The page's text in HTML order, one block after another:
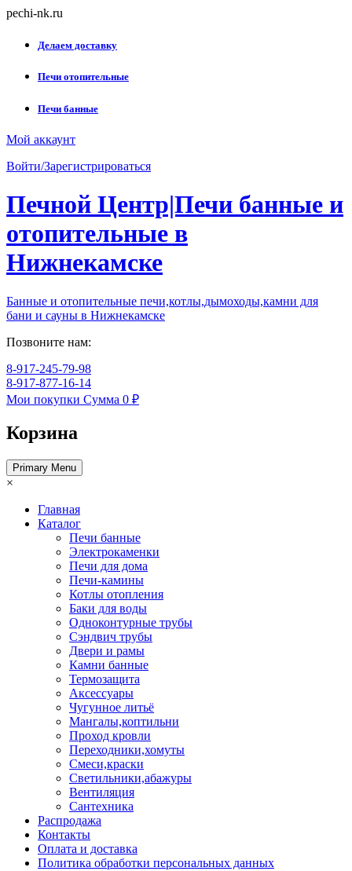
Skip
content
pechi-nk.ru
Делаем доставку
Печи отопительные
Печи банные
Мой аккаунт
Войти/Зарегистрироваться
Печной Центр|Печи банные и
отопительные в
Нижнекамске
Банные и отопительные печи,котлы,дымоходы,камни для
бани и сауны в Нижнекамске
Позвоните нам:
8-917-245-79-98
8-917-877-16-14
Мои покупки Сумма 0 ₽
Корзина
Primary Menu
×
Главная
Каталог
Печи банные
Электрокаменки
Печи для дома
Печи-камины
Котлы отопления
Баки для воды
Одноконтурные трубы
Сэндвич трубы
Двери и рамы
Камни банные
Термозащита
Аксессуары
Чугунное литьё
Мангалы,коптильни
Проход кровли
Переходники,хомуты
Смеси,краски
Светильники,абажуры
Вентиляция
Сантехника
Распродажа
Контакты
Оплата и доставка
Политика обработки персональных данных